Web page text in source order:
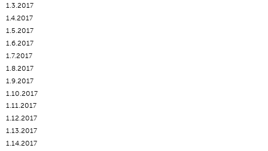
1.3.2017
1.4.2017
1.5.2017
1.6.2017
1.7.2017
1.8.2017
1.9.2017
1.10.2017
1.11.2017
1.12.2017
1.13.2017
1.14.2017